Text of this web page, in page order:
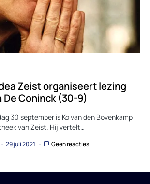
Zeist organiseert lezing
De Coninck (30-9)
30 september is Ko van den Bovenkamp
van Zeist. Hij vertelt…
29 juli 2021 Geen reacties